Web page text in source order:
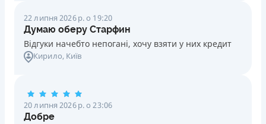
22 липня 2026 р. о 19:20
Думаю оберу Старфин
Відгуки начебто непогані, хочу взяти у них кредит
Кирило, Київ
20 липня 2026 р. о 23:06
Добре